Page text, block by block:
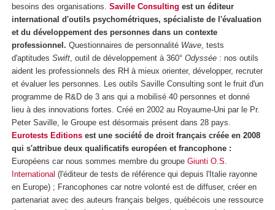
besoins des organisations. Saville Consulting est un éditeur
international d'outils psychométriques, spécialiste de l'évaluation
et du développement des personnes dans un contexte
professionnel. Questionnaires de personnalité Wave, tests
d'aptitudes Swift, outil de développement à 360° Odyssée : nos outils
aident les professionnels des RH à mieux orienter, développer, recruter
et évaluer les personnes. Les outils Saville Consulting sont le fruit d'un
programme de R&D de 3 ans qui a mobilisé 40 personnes et donné
lieu à des innovations fortes. Créé en 2002 au Royaume-Uni par le Pr.
Peter Saville, le Groupe est désormais présent dans 28 pays.
Eurotests Editions est une société de droit français créée en 2008
qui s'attribue deux qualificatifs européen et francophone :
Européens car nous sommes membre du groupe Giunti O.S.
International (l'éditeur de tests de référence qui depuis l'Italie rayonne
en Europe) ; Francophones car notre volonté est de diffuser, créer en
partenariat avec des auteurs français belges, québécois une ressource